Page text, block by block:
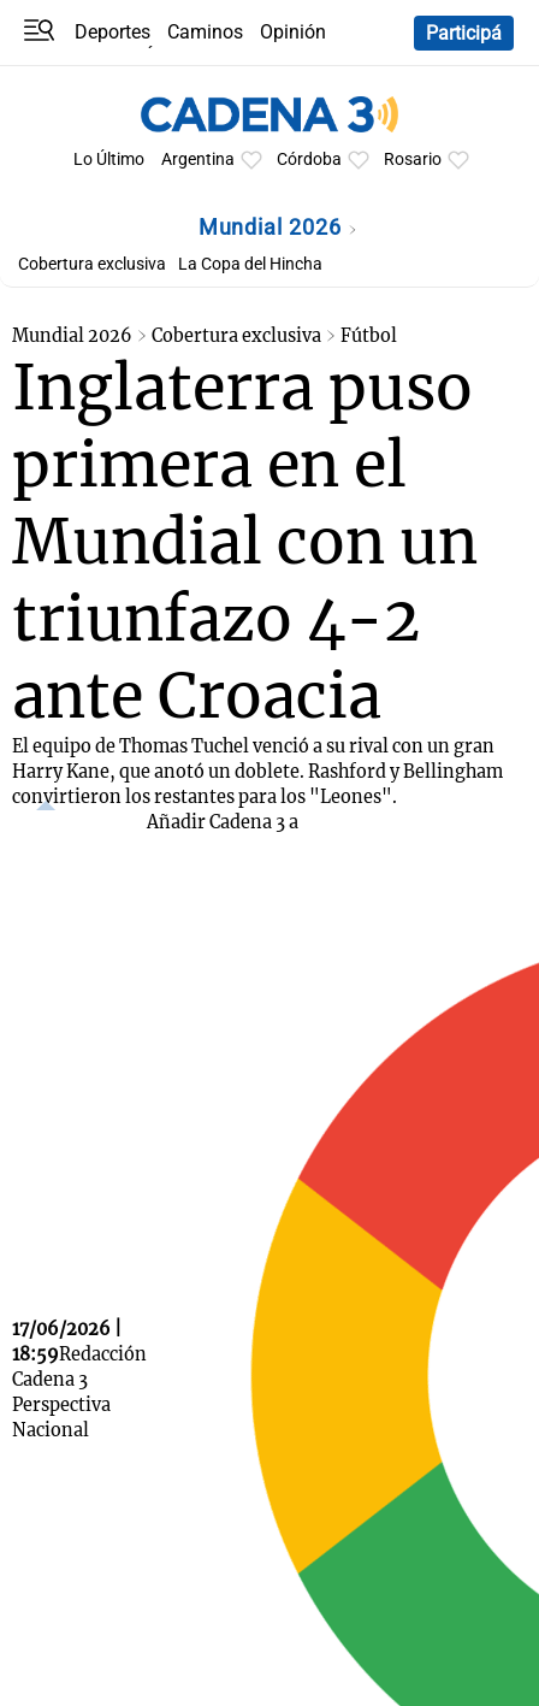
Deportes Caminos
Opinión
Participá
Lo Último Argentina Córdoba Rosario
Mundial 2026
Cobertura exclusiva La Copa del Hincha
Mundial 2026 Cobertura exclusiva Fútbol
Inglaterra puso
primera en el
Mundial con un
triunfazo 4-2
ante Croacia
El equipo de Thomas Tuchel venció a su rival con un gran
Harry Kane, que anotó un doblete. Rashford y Bellingham
convirtieron los restantes para los "Leones".
17/06/2026 |
18:59Redacción
Cadena 3
Perspectiva
Nacional
Añadir Cadena 3 a
La Sole en
Cadena 3